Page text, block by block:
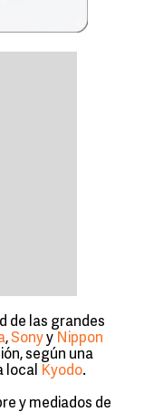
de las grandes
,Sonyy Nippon
según una
local
Kyodo.
y mediados de